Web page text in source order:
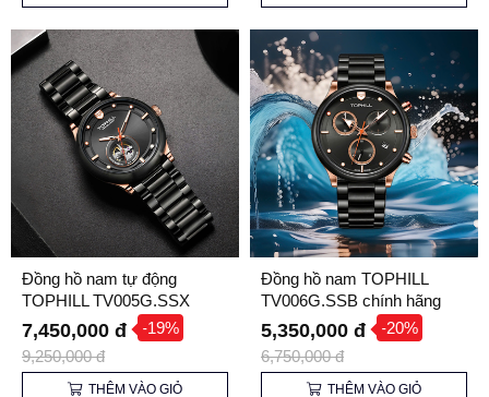
Đồng hồ nam tự động
TOPHILL TV005G.SSX
chính hãng
7,450,000 đ -19%
9,250,000 đ
THÊM VÀO GIỎ
Đồng hồ nam TOPHILL
TV006G.SSB chính hãng
5,350,000 đ -20%
6,750,000 đ
THÊM VÀO GIỎ